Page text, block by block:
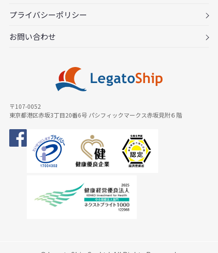
〒107-0052
東京都港区赤坂3丁目20番6号 パシフィックマークス赤坂見附６階
プライバシーポリシー
お問い合わせ